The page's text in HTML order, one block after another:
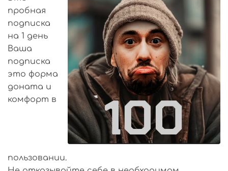
пробная
подписка
на 1 день
Ваша
подписка
это форма
доната и
комфорт в
пользовании.